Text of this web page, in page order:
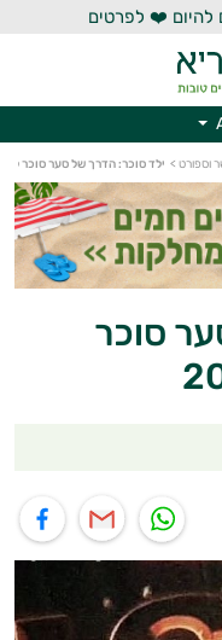
❤️ לפרטים
וספורט > ילד סוכר: הדרך של סער סוכר לתואר
סוכר